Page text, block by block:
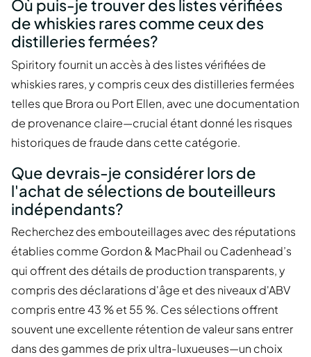
Où puis-je trouver des listes vérifiées
de whiskies rares comme ceux des
distilleries fermées?
Spiritory fournit un accès à des listes vérifiées de
whiskies rares, y compris ceux des distilleries fermées
telles que Brora ou Port Ellen, avec une documentation
de provenance claire—crucial étant donné les risques
historiques de fraude dans cette catégorie.
Que devrais-je considérer lors de
l'achat de sélections de bouteilleurs
indépendants?
Recherchez des embouteillages avec des réputations
établies comme Gordon & MacPhail ou Cadenhead’s
qui offrent des détails de production transparents, y
compris des déclarations d'âge et des niveaux d'ABV
compris entre 43 % et 55 %. Ces sélections offrent
souvent une excellente rétention de valeur sans entrer
dans des gammes de prix ultra-luxueuses—un choix